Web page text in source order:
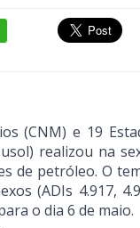
(CNM) e 19
realizou na
de petróleo. O
(ADIs 4.917,
o dia 6 de maio.